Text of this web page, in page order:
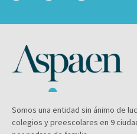
Somos una entidad sin ánimo de
colegios y preescolares en 9